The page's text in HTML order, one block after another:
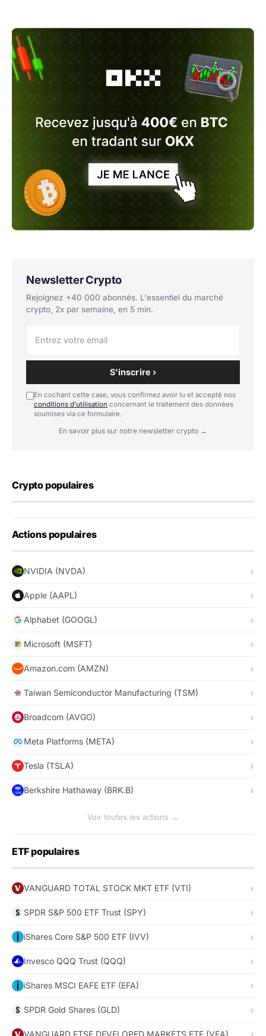
Newsletter Crypto
Rejoignez +40 000 abonnés. L'essentiel du marché
crypto, 2x par semaine, en 5 min.
S'inscrire ›
En cochant cette case, vous confirmez avoir lu et accepté nos
conditions d'utilisation concernant le traitement des données
soumises via ce formulaire.
En savoir plus sur notre newsletter crypto →
Crypto populaires
Actions populaires
NVIDIA (NVDA)
Apple (AAPL)
Alphabet (GOOGL)
Microsoft (MSFT)
Amazon.com (AMZN)
Taiwan Semiconductor Manufacturing (TSM)
Broadcom (AVGO)
Meta Platforms (META)
Tesla (TSLA)
Berkshire Hathaway (BRK.B)
Voir toutes les actions →
ETF populaires
VANGUARD TOTAL STOCK MKT ETF (VTI)
SPDR S&P 500 ETF Trust (SPY)
iShares Core S&P 500 ETF (IVV)
Invesco QQQ Trust (QQQ)
iShares MSCI EAFE ETF (EFA)
SPDR Gold Shares (GLD)